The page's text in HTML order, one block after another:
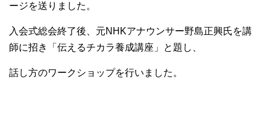
ージを送りました。
入会式総会終了後、元NHKアナウンサー野島正興氏を講
師に招き「伝えるチカラ養成講座」と題し、
話し方のワークショップを行いました。